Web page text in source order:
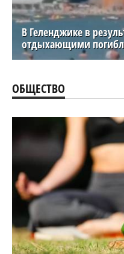
В Геленджике в
отдыхающими
ОБЩЕСТВО